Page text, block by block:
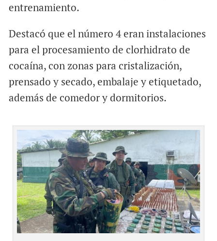
entrenamiento.
Destacó que el número 4 eran instalaciones
para el procesamiento de clorhidrato de
cocaína, con zonas para cristalización,
prensado y secado, embalaje y etiquetado,
además de comedor y dormitorios.